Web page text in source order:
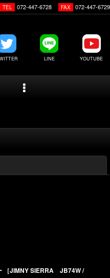
TEL 072-447-6728 FAX 072-447-6729
LINE YOUTUBE
［JIMNY SIERRA JB74W /